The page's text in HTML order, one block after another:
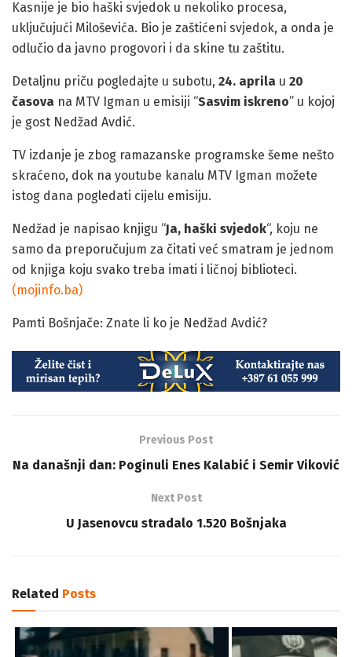
Kasnije je bio haški svjedok u nekoliko procesa,
uključujući Miloševića. Bio je zaštićeni svjedok, a onda je
odlučio da javno progovori i da skine tu zaštitu.
Detaljnu priču pogledajte u subotu, 24. aprila u 20
časova na MTV Igman u emisiji “Sasvim iskreno” u kojoj
je gost Nedžad Avdić.
TV izdanje je zbog ramazanske programske šeme nešto
skraćeno, dok na youtube kanalu MTV Igman možete
istog dana pogledati cijelu emisiju.
Nedžad je napisao knjigu “Ja, haški svjedok“, koju ne
samo da preporučujum za čitati već smatram je jednom
od knjiga koju svako treba imati i ličnoj biblioteci.
(mojinfo.ba)
Pamti Bošnjače: Znate li ko je Nedžad Avdić?
Previous Post
Na današnji dan: Poginuli Enes Kalabić i Semir Viković
Next Post
U Jasenovcu stradalo 1.520 Bošnjaka
Related Posts